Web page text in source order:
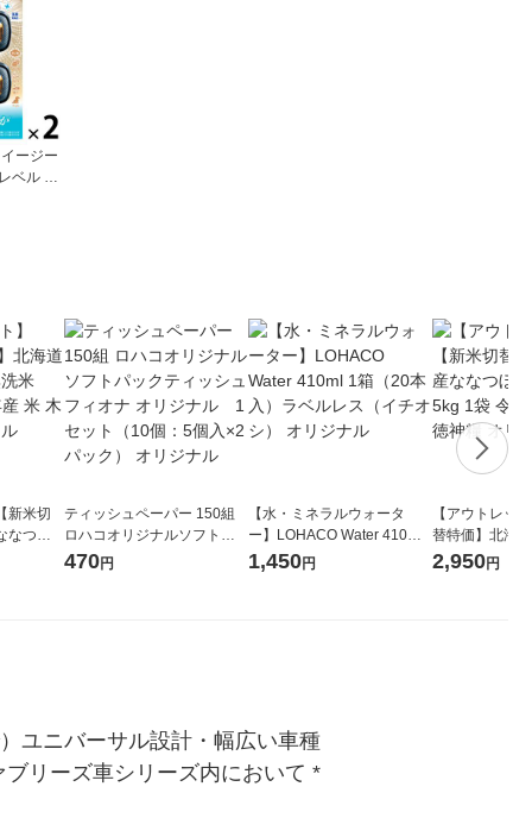
ージー
ベル フ
新米切
なつぼ
ティッシュペーパー 150組
ロハコオリジナルソフトパ
ックティッシュ フィオナ オ
470円
【水・ミネラルウォータ
ー】LOHACO Water 410ml
1箱（20本入）ラベルレス
1,450円
【アウトレッ
替特価】北海
し 精白米 5kg
2,950円
ユニバーサル設計・幅広い車種
リーズ車シリーズ内において *